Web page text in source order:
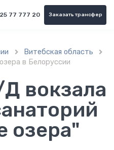
77 777 20 Заказать трансфер
 Витебская область 
в Белоруссии
вокзала
озера"